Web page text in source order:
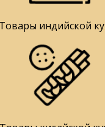
Товары индийской